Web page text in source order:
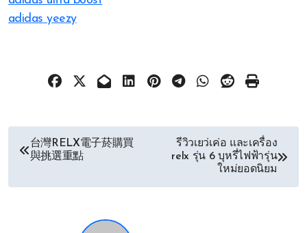
adidas yeezy
文台灣RELX電子菸購買
與挑選重點
รีวิวเยว่เค่อ และเครื่อง
relx รุ่น 6 บุหรี่ไฟฟ้ารุ่น
ใหม่ยอดนิยม